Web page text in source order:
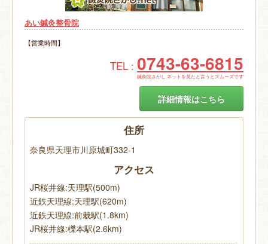
あい鍼灸整骨院
【営業時間】
TEL : 0743-63-6815
鍼灸院さがし.ネットを見たと言うとスムーズです
詳細情報はこちら
住所
奈良県天理市川原城町332-1
アクセス
JR桜井線:天理駅(500m)
近鉄天理線:天理駅(620m)
近鉄天理線:前栽駅(1.8km)
JR桜井線:櫟本駅(2.6km)